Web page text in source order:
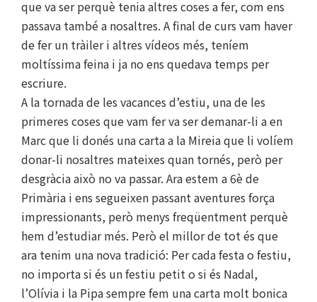
que va ser perquè tenia altres coses a fer, com ens
passava també a nosaltres. A final de curs vam haver
de fer un tràiler i altres vídeos més, teníem
moltíssima feina i ja no ens quedava temps per
escriure.
A la tornada de les vacances d’estiu, una de les
primeres coses que vam fer va ser demanar-li a en
Marc que li donés una carta a la Mireia que li volíem
donar-li nosaltres mateixes quan tornés, però per
desgràcia això no va passar. Ara estem a 6è de
Primària i ens segueixen passant aventures força
impressionants, però menys freqüentment perquè
hem d’estudiar més. Però el millor de tot és que
ara tenim una nova tradició: Per cada festa o festiu,
no importa si és un festiu petit o si és Nadal,
l’Olívia i la Pipa sempre fem una carta molt bonica